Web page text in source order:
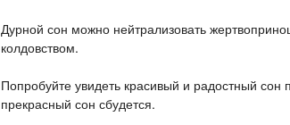
Дурной сон можно нейтрализовать
колдовством.
Попробуйте увидеть красивый и радостный
прекрасный сон сбудется.